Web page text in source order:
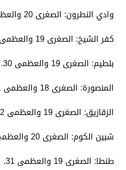
​وادي النطرون: الصغرى 20 والعظمى 33.
​كفر الشيخ: الصغرى 19 والعظمى 31.
​بلطيم: الصغرى 19 والعظمى 30.
​المنصورة: الصغرى 18 والعظمى 31.
​الزقازيق: الصغرى 19 والعظمى 32.
​شبين الكوم: الصغرى 20 والعظمى 32.
​طنطا: الصغرى 19 والعظمى 31.